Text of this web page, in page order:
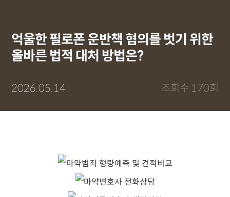
억울한 필로폰 운반책 혐의를 벗기 위한
올바른 법적 대처 방법은?
2026.05.14 조회수 170회